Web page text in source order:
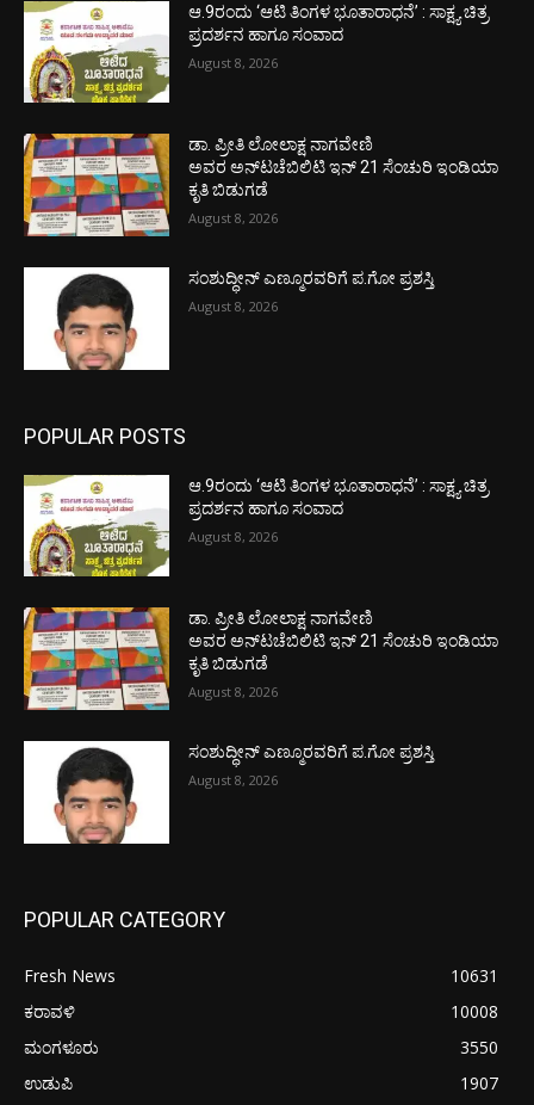
ಆ.9ರಂದು ‘ಆಟಿ ತಿಂಗಳ ಭೂತಾರಾಧನೆ’ : ಸಾಕ್ಷ್ಯ ಚಿತ್ರ
ಪ್ರದರ್ಶನ ಹಾಗೂ ಸಂವಾದ
August 8, 2026
ಡಾ. ಪ್ರೀತಿ ಲೋಲಾಕ್ಷ ನಾಗವೇಣಿ
ಅವರ ಅನ್‌ಟಚೆಬಿಲಿಟಿ ಇನ್ 21 ಸೆಂಚುರಿ ಇಂಡಿಯಾ
ಕೃತಿ ಬಿಡುಗಡೆ
August 8, 2026
ಸಂಶುದ್ಧೀನ್ ಎಣ್ಮೂರವರಿಗೆ ಪ.ಗೋ ಪ್ರಶಸ್ತಿ
August 8, 2026
POPULAR POSTS
ಆ.9ರಂದು ‘ಆಟಿ ತಿಂಗಳ ಭೂತಾರಾಧನೆ’ : ಸಾಕ್ಷ್ಯ ಚಿತ್ರ
ಪ್ರದರ್ಶನ ಹಾಗೂ ಸಂವಾದ
August 8, 2026
ಡಾ. ಪ್ರೀತಿ ಲೋಲಾಕ್ಷ ನಾಗವೇಣಿ
ಅವರ ಅನ್‌ಟಚೆಬಿಲಿಟಿ ಇನ್ 21 ಸೆಂಚುರಿ ಇಂಡಿಯಾ
ಕೃತಿ ಬಿಡುಗಡೆ
August 8, 2026
ಸಂಶುದ್ಧೀನ್ ಎಣ್ಮೂರವರಿಗೆ ಪ.ಗೋ ಪ್ರಶಸ್ತಿ
August 8, 2026
POPULAR CATEGORY
Fresh News
10631
ಕರಾವಳಿ
10008
ಮಂಗಳೂರು
3550
ಉಡುಪಿ
1907